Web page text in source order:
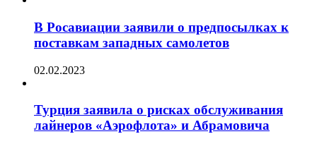
В Росавиации заявили о предпосылках к
поставкам западных самолетов
02.02.2023
Турция заявила о рисках обслуживания
лайнеров «Аэрофлота» и Абрамовича